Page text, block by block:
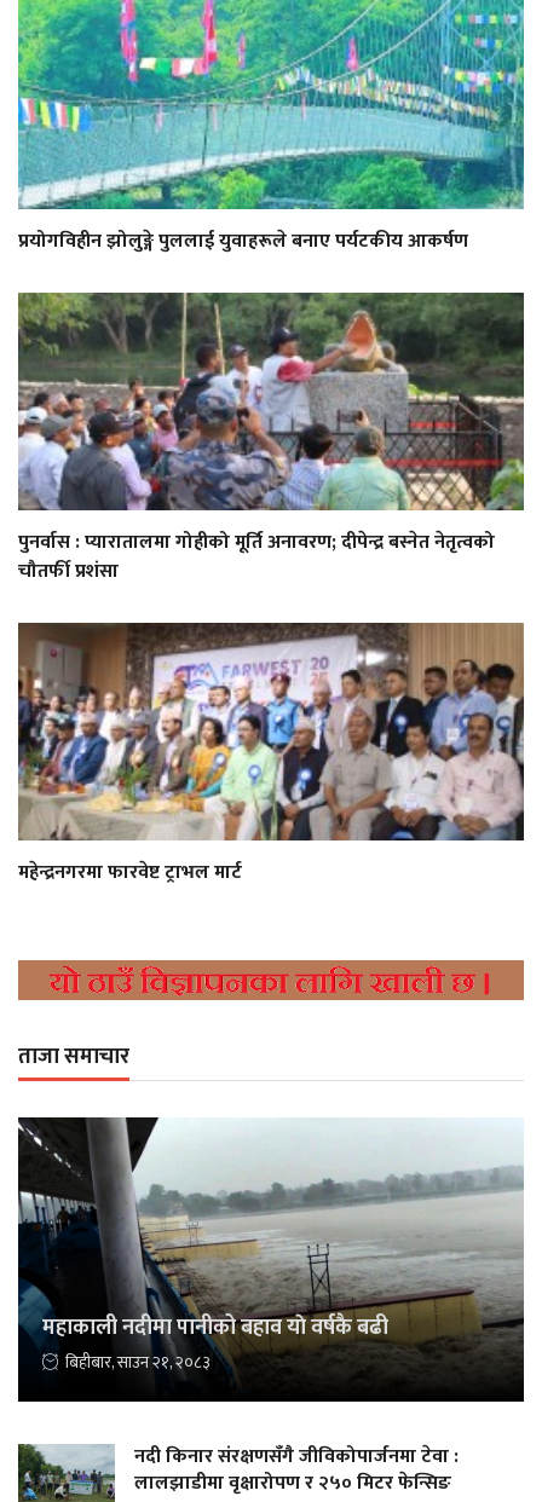
प्रयोगविहीन झोलुङ्गे पुललाई युवाहरूले बनाए पर्यटकीय आकर्षण
पुनर्वास : प्यारातालमा गोहीको मूर्ति अनावरण; दीपेन्द्र बस्नेत नेतृत्वको
चौतर्फी प्रशंसा
महेन्द्रनगरमा फारवेष्ट ट्राभल मार्ट
ताजा समाचार
महाकाली नदीमा पानीको बहाव याे वर्षकै बढी
बिहीबार, साउन २१, २०८३
नदी किनार संरक्षणसँगै जीविकोपार्जनमा टेवा :
लालझाडीमा वृक्षारोपण र २५० मिटर फेन्सिङ